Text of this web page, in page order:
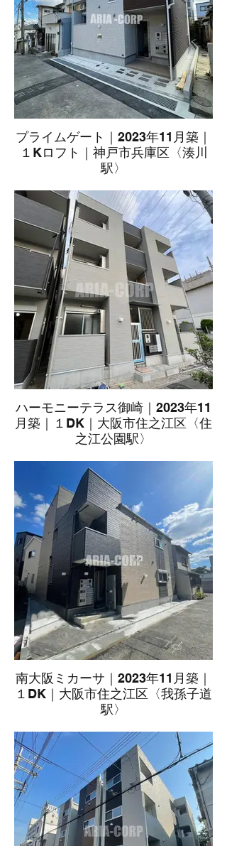
プライムゲート｜2023年11月築｜
１Kロフト｜神戸市兵庫区〈湊川
駅〉
ハーモニーテラス御崎｜2023年11
月築｜１DK｜大阪市住之江区〈住
之江公園駅〉
南大阪ミカーサ｜2023年11月築｜
１DK｜大阪市住之江区〈我孫子道
駅〉